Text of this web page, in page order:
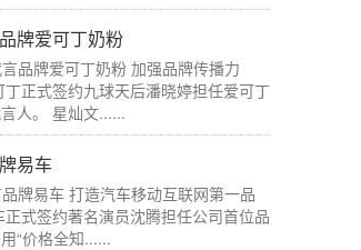
牌爱可丁奶粉
言品牌爱可丁奶粉 加强品牌传播力
正式签约九球天后潘晓婷担任爱可丁
人。 星灿文......
易车
品牌易车 打造汽车移动互联网第一品
式签约著名演员沈腾担任公司首位品
“价格全知......